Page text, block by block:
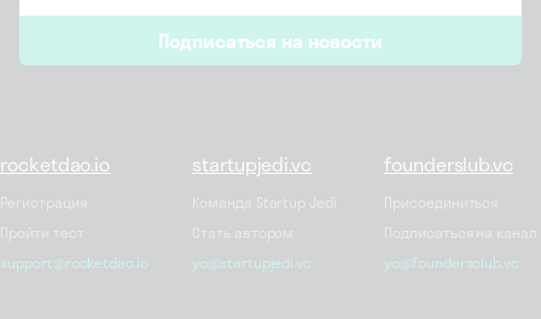
*
Подписаться на новости
rocketdao.io
Регистрация
Пройти тест
support@rocketdao.io
startupjedi.vc
Команда Startup Jedi
Стать автором
yo@startupjedi.vc
founderslub.vc
Присоединиться
Подписаться на канал
yo@foundersclub.vc